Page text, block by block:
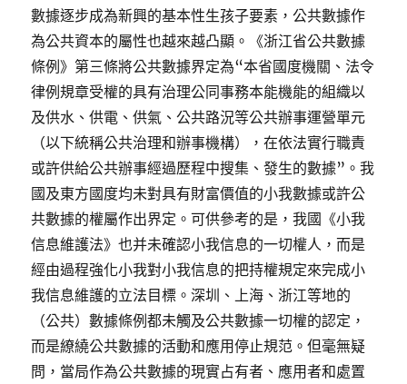
數據逐步成為新興的基本性生孩子要素，公共數據作
為公共資本的屬性也越來越凸顯。《浙江省公共數據
條例》第三條將公共數據界定為“本省國度機關、法令
律例規章受權的具有治理公同事務本能機能的組織以
及供水、供電、供氣、公共路況等公共辦事運營單元
（以下統稱公共治理和辦事機構），在依法實行職責
或許供給公共辦事經過歷程中搜集、發生的數據”。我
國及東方國度均未對具有財富價值的小我數據或許公
共數據的權屬作出界定。可供參考的是，我國《小我
信息維護法》也并未確認小我信息的一切權人，而是
經由過程強化小我對小我信息的把持權規定來完成小
我信息維護的立法目標。深圳、上海、浙江等地的
（公共）數據條例都未觸及公共數據一切權的認定，
而是繚繞公共數據的活動和應用停止規范。但毫無疑
問，當局作為公共數據的現實占有者、應用者和處置